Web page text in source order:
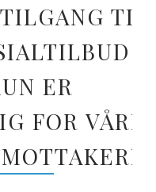
TIL
ER
FOR VÅRE